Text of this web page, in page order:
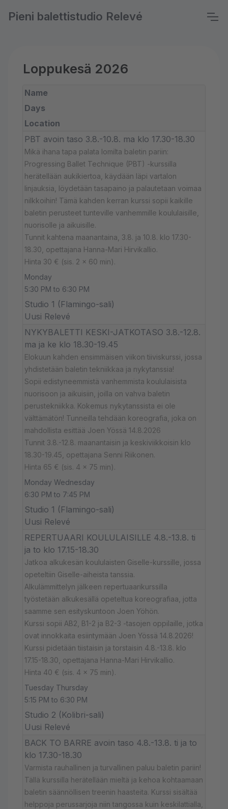
Pieni balettistudio Relevé
Loppukesä 2026
Name
Days
Location
PBT avoin taso 3.8.-10.8. ma klo 17.30-18.30
Mikä ihana tapa palata lomilta baletin pariin:
Progressing Ballet Technique (PBT) -kurssilla
herätellään aukikiertoa, käydään läpi vartalon
linjauksia, löydetään tasapaino ja palautetaan voimaa
nilkkoihin! Tämä kahden kerran kurssi sopii kaikille
baletin perusteet tunteville vanhemmille koululaisille,
nuorisolle ja aikuisille.
Tunnit kahtena maanantaina, 3.8. ja 10.8. klo 17.30-
18.30, opettajana Hanna-Mari Hirvikallio.
Hinta 30 € (sis. 2 x 60 min).
Monday
5:30 PM to 6:30 PM
Studio 1 (Flamingo-sali)
Uusi Relevé
NYKYBALETTI KESKI-JATKOTASO 3.8.-12.8.
ma ja ke klo 18.30-19.45
Elokuun kahden ensimmäisen viikon tiiviskurssi, jossa
yhdistetään baletin tekniikkaa ja nykytanssia!
Sopii edistyneemmistä vanhemmista koululaisista
nuorisoon ja aikuisiin, joilla on vahva baletin
perustekniikka. Kokemus nykytanssista ei ole
välttämätön! Tunneilla tehdään koreografia, joka on
mahdollista esittää Joen Yössä 14.8.2026
Tunnit 3.8.-12.8. maanantaisin ja keskiviikkoisin klo
18.30-19.45, opettajana Senni Riikonen.
Hinta 65 € (sis. 4 x 75 min).
Monday Wednesday
6:30 PM to 7:45 PM
Studio 1 (Flamingo-sali)
Uusi Relevé
REPERTUAARI KOULULAISILLE 4.8.-13.8. ti
ja to klo 17.15-18.30
Jatkoa alkukesän koululaisten Giselle-kurssille, jossa
opeteltiin Giselle-aiheista tanssia.
Alkulämmittelyn jälkeen repertuaarikurssilla
työstetään alkukesällä opeteltua koreografiaa, jotta
saamme sen esityskuntoon Joen Yöhön.
Kurssi sopii AB2, B1-2 ja B2-3 -tasojen oppilaille, jotka
ovat innokkaita esiintymään Joen Yössä 14.8.2026!
Kurssi pidetään tiistaisin ja torstaisin 4.8.-13.8. klo
17.15-18.30, opettajana Hanna-Mari Hirvikallio.
Hinta 40 € (sis. 4 x 75 min).
Tuesday Thursday
5:15 PM to 6:30 PM
Studio 2 (Kolibri-sali)
Uusi Relevé
BACK TO BARRE avoin taso 4.8.-13.8. ti ja to
klo 17.30-18.30
Varmista rauhallinen ja turvallinen paluu baletin pariin!
Tällä kurssilla herätellään mieltä ja kehoa kohtaamaan
baletin säännöllisen treenin haasteita. Kurssi sisältää
helppoja perussarjoja niin tangossa kuin keskilattialla,